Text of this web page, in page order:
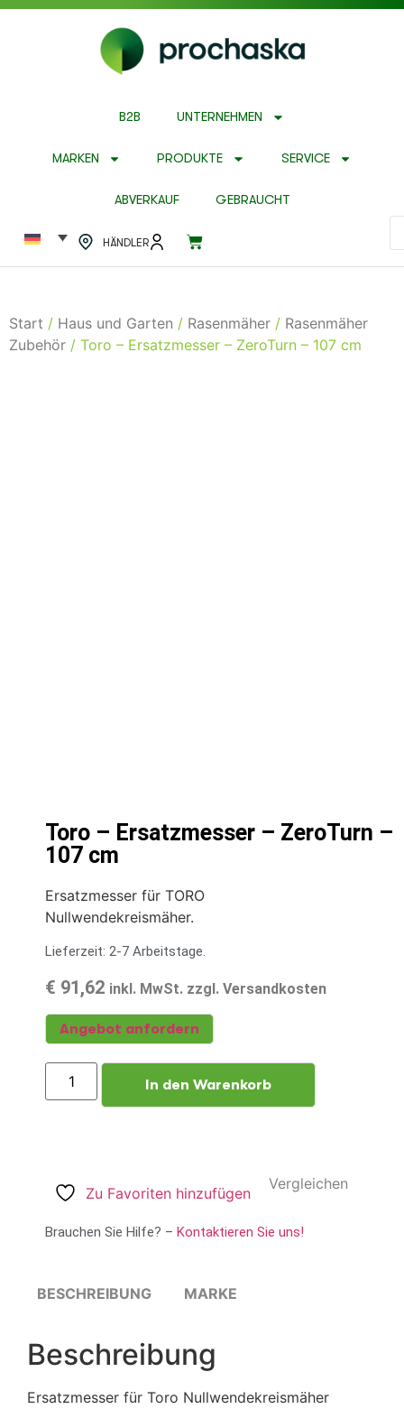
B2B UNTERNEHMEN
MARKEN PRODUKTE SERVICE
ABVERKAUF GEBRAUCHT
HÄNDLER
Start / Haus und Garten / Rasenmäher / Rasenmäher
Zubehör / Toro – Ersatzmesser – ZeroTurn – 107 cm
Toro – Ersatzmesser – ZeroTurn –
107 cm
Ersatzmesser für TORO
Nullwendekreismäher.
Lieferzeit: 2-7 Arbeitstage.
€ 91,62 inkl. MwSt. zzgl. Versandkosten
Angebot anfordern
In den Warenkorb
Zu Favoriten hinzufügen
Vergleichen
Brauchen Sie Hilfe? – Kontaktieren Sie uns!
BESCHREIBUNG MARKE
Beschreibung
Ersatzmesser für Toro Nullwendekreismäher